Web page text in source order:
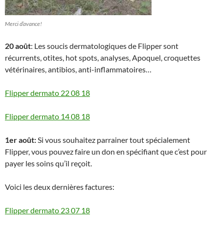
Merci d’avance!
20 août: Les soucis dermatologiques de Flipper sont
récurrents, otites, hot spots, analyses, Apoquel, croquettes
vétérinaires, antibios, anti-inflammatoires…
Flipper dermato 22 08 18
Flipper dermato 14 08 18
1er août:Si vous souhaitez parrainer tout spécialement
Flipper, vous pouvez faire un don en spécifiant que c’est pour
payer les soins qu’il reçoit.
Voici les deux dernières factures:
Flipper dermato 23 07 18